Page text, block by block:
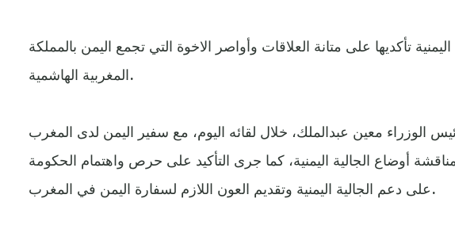
تأكديها على متانة العلاقات وأواصر الاخوة التي تجمع اليمن بالمملكة
المغربية الهاشمية.
الوزراء معين عبدالملك، خلال لقائه اليوم، مع سفير اليمن لدى المغرب
أوضاع الجالية اليمنية، كما جرى التأكيد على حرص واهتمام الحكومة
على دعم الجالية اليمنية وتقديم العون اللازم لسفارة اليمن في المغرب.